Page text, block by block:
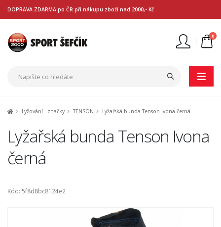
DOPRAVA ZDARMA po ČR při nákupu zboží nad 2000,- Kč
0
Lyžování - značky TENSON Lyžařská bunda Tenson Ivona černá
Lyžařská bunda Tenson Ivona
černá
Kód: 5f8d8bc8124e2